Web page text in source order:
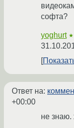
софта?
yoghurt
Ответ на:
+00:00
не знаю.